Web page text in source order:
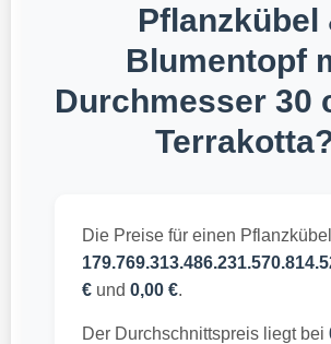
Pflanzkübel
Blumentopf
Durchmesser 30
Die Preise für einen
€und 0,00 €.
Der Durchschnittspreis liegt bei